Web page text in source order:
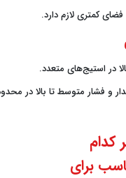
کمتری لازم دارد.
در استیج‌های متعدد.
و فشار متوسط تا بالا در
کدام
برای